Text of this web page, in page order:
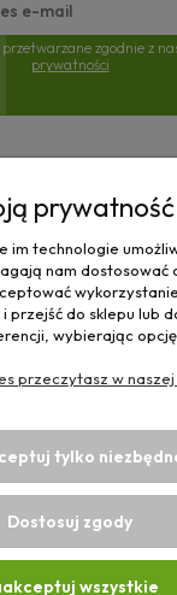
zgodnie z
prywatności
częściami do maszyn
prywatność
im technologie
nam dostosować
przejść do sklepu lub
wybierając
przeczytasz w
tylko
Dostosuj zgody
wszystkie